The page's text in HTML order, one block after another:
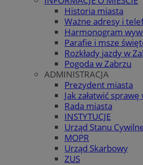
Historia miasta
Ważne adresy i
Harmonogram
Parafie i msze
Rozkłady jazdy w
Pogoda w Zabrzu
ADMINISTRACJA
Prezydent miasta
Jak załatwić
Rada miasta
INSTYTUCJE
Urząd Stanu
MOPR
Urząd Skarbowy
ZUS